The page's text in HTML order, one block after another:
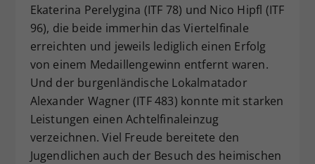
Ekaterina Perelygina (ITF 78) und Nico Hipfl (ITF
96), die beide immerhin das Viertelfinale
erreichten und jeweils lediglich einen Erfolg
von einem Medaillengewinn entfernt waren.
Und der burgenländische Lokalmatador
Alexander Wagner (ITF 483) konnte mit starken
Leistungen einen Achtelfinaleinzug
verzeichnen. Viel Freude bereitete den
Jugendlichen auch der Besuch des heimischen